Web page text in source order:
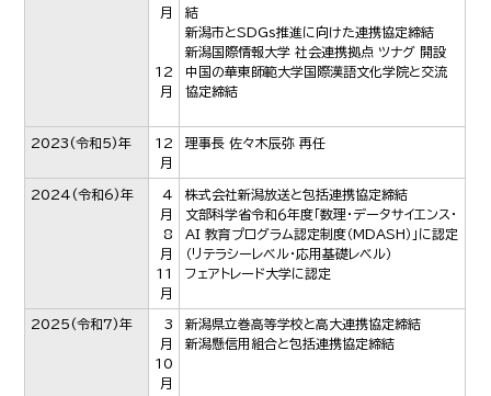
月
12
月
結
新潟市とSDGs推進に向けた連携協定締結
新潟国際情報大学 社会連携拠点 ツナグ 開設
中国の華東師範大学国際漢語文化学院と交流
協定締結
2023(令和5)年
12
月
理事長 佐々木辰弥 再任
2024(令和6)年
4
月
8
月
11
月
株式会社新潟放送と包括連携協定締結
文部科学省令和６年度「数理・データサイエンス・
AI 教育プログラム認定制度（MDASH）」に認定
（リテラシーレベル・応用基礎レベル）
フェアトレード大学に認定
2025(令和7)年
3
月
10
月
新潟県立巻高等学校と高大連携協定締結
新潟懸信用組合と包括連携協定締結